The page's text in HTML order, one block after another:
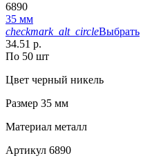
6890
35 мм
checkmark_alt_circleВыбрать
34.51 р.
По 50 шт
Цвет черный никель
Размер 35 мм
Материал металл
Артикул 6890